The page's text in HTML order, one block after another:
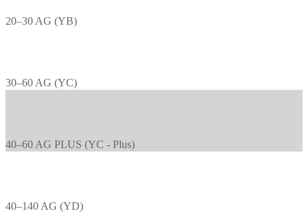
20–30 AG (YB)
30–60 AG (YC)
40–60 AG PLUS (YC - Plus)
40–140 AG (YD)